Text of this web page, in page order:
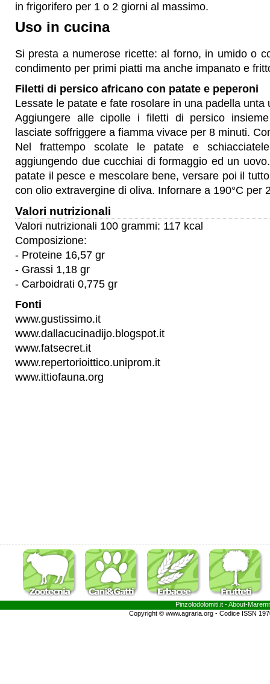
in frigorifero per 1 o 2 giorni al massimo.
Uso in cucina
Si presta a numerose ricette: al forno, in umido o
condimento per primi piatti ma anche impanato e
Filetti di persico africano con patate e peperoni
Lessate le patate e fate rosolare in una padella unta
Aggiungere alle cipolle i filetti di persico
lasciate soffriggere a fiamma vivace per 8 minuti.
Nel frattempo scolate le patate e
aggiungendo due cucchiai di formaggio ed un
patate il pesce e mescolare bene, versare poi il
con olio extravergine di oliva. Infornare a 190°C per
Valori nutrizionali
Valori nutrizionali 100 grammi: 117 kcal
Composizione:
- Proteine 16,57 gr
- Grassi 1,18 gr
- Carboidrati 0,775 gr
Fonti
www.gustissimo.it
www.dallacucinadijo.blogspot.it
www.fatsecret.it
www.repertorioittico.uniprom.it
www.ittiofauna.org
Pinzolodolomiti.it - About-
Copyright © www.agraria.org - Codice ISSN